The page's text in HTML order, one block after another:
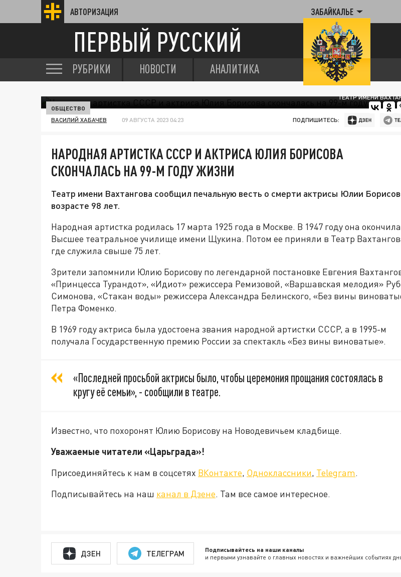
АВТОРИЗАЦИЯ ЗАБАЙКАЛЬЕ
ПЕРВЫЙ РУССКИЙ
РУБРИКИ НОВОСТИ АНАЛИТИКА
ТЕАТР ИМЕНИ
ОБЩЕСТВО
ВАСИЛИЙ ХАБАЧЕВ 09 АВГУСТА 2023 04:23 ПОДПИШИТЕСЬ:
НАРОДНАЯ АРТИСТКА СССР И АКТРИСА ЮЛИЯ БОРИСОВА
СКОНЧАЛАСЬ НА 99-М ГОДУ ЖИЗНИ
Театр имени Вахтангова сообщил печальную весть о смерти актрисы Юлии
возрасте 98 лет.
Народная артистка родилась 17 марта 1925 года в Москве. В 1947 году она окончила
Высшее театральное училище имени Щукина. Потом ее приняли в Театр
где служила свыше 75 лет.
Зрители запомнили Юлию Борисову по легендарной постановке Евгения
«Принцесса Турандот», «Идиот» режиссера Ремизовой, «Варшавская мелодия»
Симонова, «Стакан воды» режиссера Александра Белинского, «Без вины
Петра Фоменко.
В 1969 году актриса была удостоена звания народной артистки СССР, а в 1995-м
получала Государственную премию России за спектакль «Без вины виноватые».
«Последней просьбой актрисы было, чтобы церемония прощания состоялась в
кругу её семьи», - сообщили в театре.
Известно, что похоронят Юлию Борисову на Новодевичьем кладбище.
Уважаемые читатели «Царьграда»!
Присоединяйтесь к нам в соцсетях ВКонтакте, Одноклассники, Telegram.
Подписывайтесь на наш канал в Дзене. Там все самое интересное.
ДЗЕН ТЕЛЕГРАМ Подписывайтесь на наши каналы
и первыми узнавайте о главных новостях и важнейших событиях